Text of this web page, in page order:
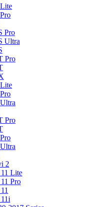
Pro
Ultra
Pro
Pro
2
Lite
Pro